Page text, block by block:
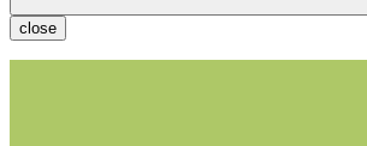
close